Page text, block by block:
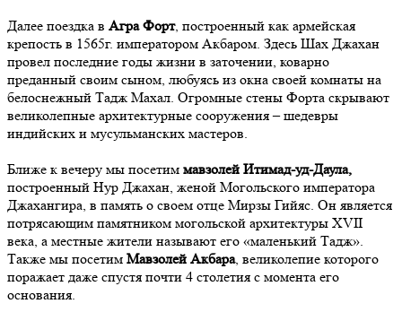
Далее поездка в Агра Форт, построенный как армейская
крепость в 1565г. императором Акбаром. Здесь Шах Джахан
провел последние годы жизни в заточении, коварно
преданный своим сыном, любуясь из окна своей комнаты на
белоснежный Тадж Махал. Огромные стены Форта скрывают
великолепные архитектурные сооружения – шедевры
индийских и мусульманских мастеров.
Ближе к вечеру мы посетим мавзолей Итимад-уд-Даула,
построенный Нур Джахан, женой Могольского императора
Джахангира, в память о своем отце Мирзы Гийяс. Он является
потрясающим памятником могольской архитектуры XVII
века, а местные жители называют его «маленький Тадж».
Также мы посетим Мавзолей Акбара, великолепие которого
поражает даже спустя почти 4 столетия с момента его
основания.